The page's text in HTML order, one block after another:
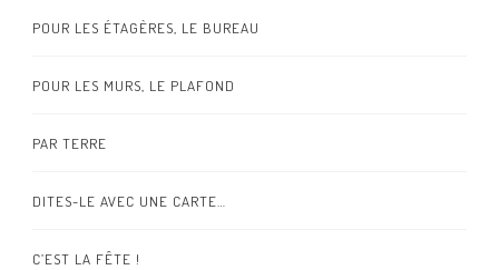
POUR LES ÉTAGÈRES, LE BUREAU
POUR LES MURS, LE PLAFOND
PAR TERRE
DITES-LE AVEC UNE CARTE…
C’EST LA FÊTE !